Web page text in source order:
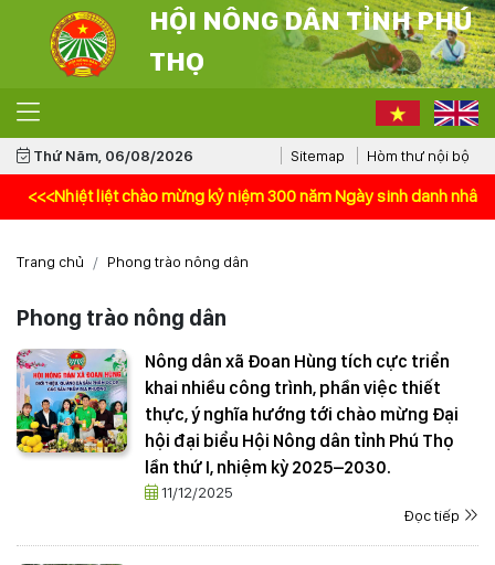
HỘI NÔNG DÂN TỈNH PHÚ
THỌ
Thứ Năm, 06/08/2026 Sitemap Hòm thư nội bộ
liệt chào mừng kỷ niệm 300 năm Ngày sinh danh nhân văn
Trang chủ Phong trào nông dân
Phong trào nông dân
Nông dân xã Đoan Hùng tích cực triển
khai nhiều công trình, phần việc thiết
thực, ý nghĩa hướng tới chào mừng Đại
hội đại biểu Hội Nông dân tỉnh Phú Thọ
lần thứ I, nhiệm kỳ 2025–2030.
11/12/2025
Đọc tiếp